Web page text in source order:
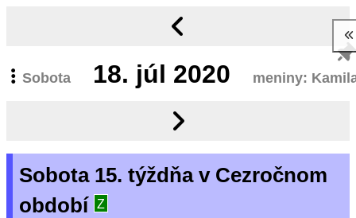
Sobota 18. júl 2020 meniny:
Sobota 15. týždňa v Cezročnom
období
Z